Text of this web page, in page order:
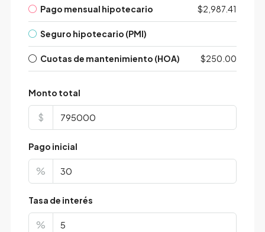
Pago mensual hipotecario $2,987.41
Seguro hipotecario (PMI)
Cuotas de mantenimiento (HOA) $250.00
Monto total
$
Pago inicial
%
Tasa de interés
%